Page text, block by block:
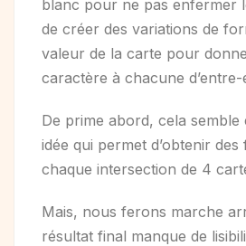
blanc pour ne pas enfermer
de créer des variations de
valeur de la carte pour
caractère à chacune d’entre-
De prime abord, cela
idée qui permet d’obtenir
chaque intersection de 4
Mais, nous ferons marche
résultat final manque de